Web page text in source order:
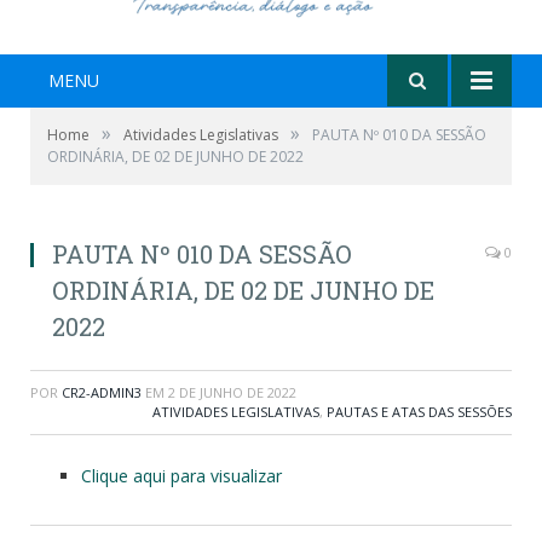
MENU
Home » Atividades Legislativas »
PAUTA Nº 010 DA SESSÃO
ORDINÁRIA, DE 02 DE JUNHO DE 2022
PAUTA Nº 010 DA SESSÃO
ORDINÁRIA, DE 02 DE JUNHO DE
2022
0
POR CR2-ADMIN3 EM 2 DE JUNHO DE 2022
ATIVIDADES LEGISLATIVAS, PAUTAS E ATAS DAS SESSÕES
Clique aqui para visualizar